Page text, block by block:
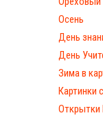
Осень
День
День
Зима в
Картинки
Открытки